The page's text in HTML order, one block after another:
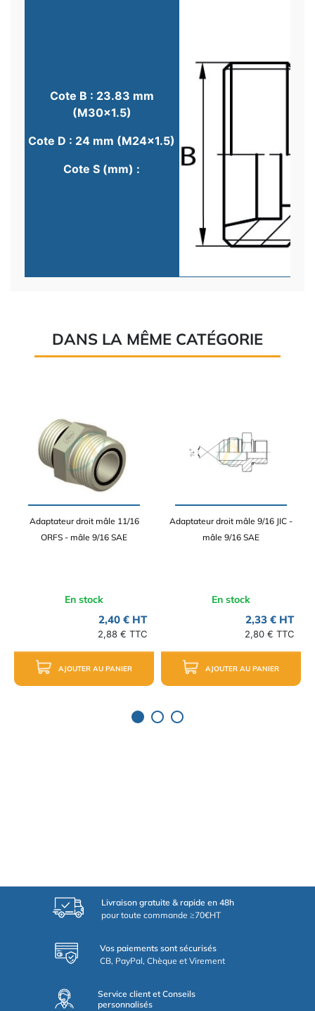
Cote B : 23.83 mm
(M30x1.5)
Cote D : 24 mm (M24x1.5)
Cote S (mm) :
DANS LA MÊME CATÉGORIE
Adaptateur droit mâle 11/16
ORFS - mâle 9/16 SAE
En stock
2,40 € HT
2,88 € TTC
AJOUTER AU PANIER
Adaptateur droit mâle 9/16 JIC -
mâle 9/16 SAE
En stock
2,33 € HT
2,80 € TTC
AJOUTER AU PANIER
Livraison gratuite & rapide en 48h
pour toute commande ≥70€HT
Vos paiements sont sécurisés
CB, PayPal, Chèque et Virement
Service client et Conseils
personnalisés